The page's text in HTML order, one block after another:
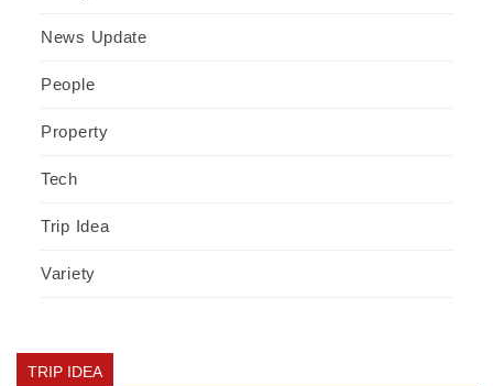
News Update
People
Property
Tech
Trip Idea
Variety
TRIP IDEA